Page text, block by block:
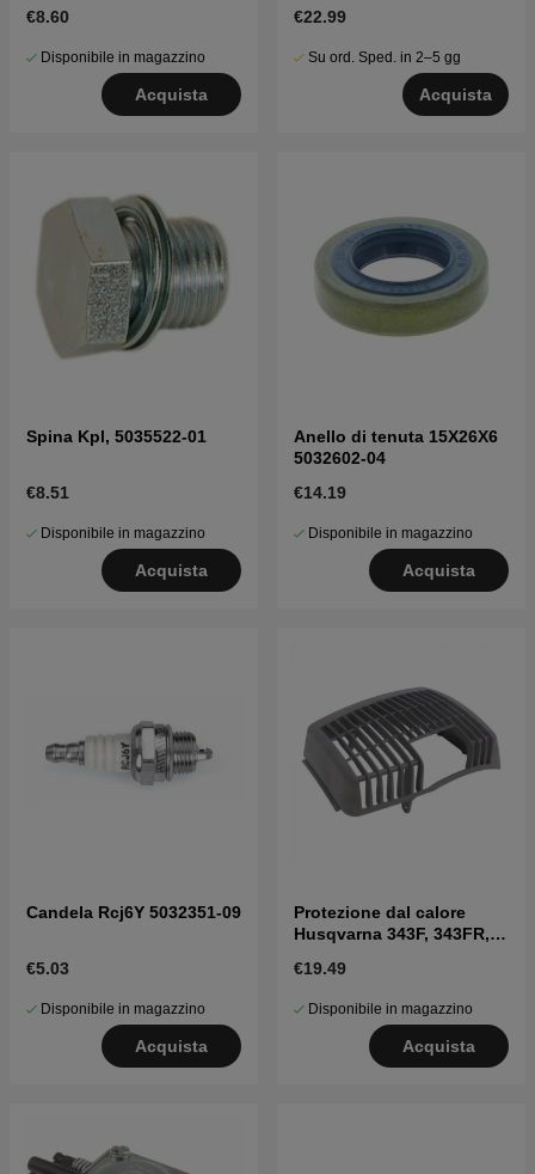
€8.60
Disponibile in magazzino
Acquista
€22.99
Su ord. Sped. in 2–5 gg
Acquista
Spina Kpl, 5035522-01
€8.51
Disponibile in magazzino
Acquista
Anello di tenuta 15X26X6
5032602-04
€14.19
Disponibile in magazzino
Acquista
Candela Rcj6Y 5032351-09
€5.03
Disponibile in magazzino
Acquista
Protezione dal calore
Husqvarna 343F, 343FR,
€19.49
Disponibile in magazzino
Acquista